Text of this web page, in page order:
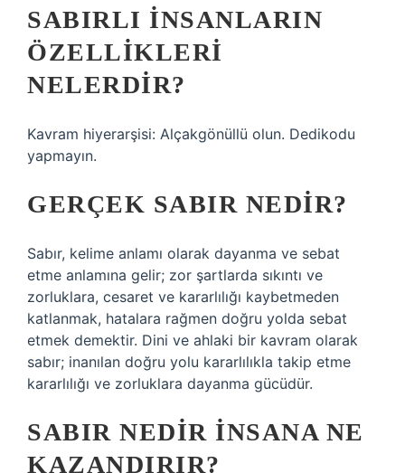
SABIRLI INSANLARIN
ÖZELLIKLERI
NELERDIR?
Kavram hiyerarşisi: Alçakgönüllü olun. Dedikodu
yapmayın.
GERÇEK SABIR NEDIR?
Sabır, kelime anlamı olarak dayanma ve sebat
etme anlamına gelir; zor şartlarda sıkıntı ve
zorluklara, cesaret ve kararlılığı kaybetmeden
katlanmak, hatalara rağmen doğru yolda sebat
etmek demektir. Dini ve ahlaki bir kavram olarak
sabır; inanılan doğru yolu kararlılıkla takip etme
kararlılığı ve zorluklara dayanma gücüdür.
SABIR NEDIR INSANA NE
KAZANDIRIR?